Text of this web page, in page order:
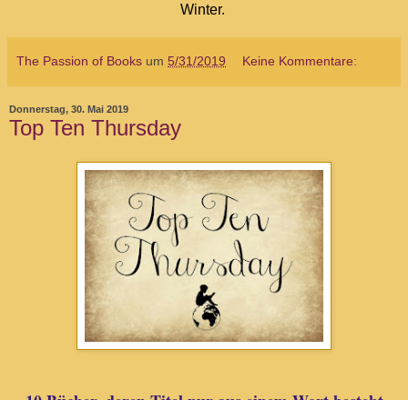
Winter.
The Passion of Books um 5/31/2019 Keine Kommentare:
Donnerstag, 30. Mai 2019
Top Ten Thursday